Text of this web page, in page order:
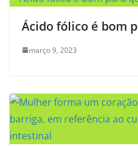
Ácido fólico é bom
março 9, 2023